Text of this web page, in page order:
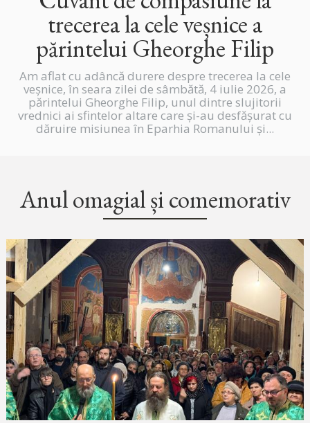
trecerea la cele veșnice a
părintelui Gheorghe Filip
Am aflat cu adâncă durere despre trecerea la cele
veșnice, în seara zilei de sâmbătă, 4 iulie 2026, a
părintelui Gheorghe Filip, unul dintre slujitorii
vrednici ai sfintelor altare care și-au desfășurat cu
dăruire misiunea în Eparhia Romanului și...
Anul omagial și comemorativ